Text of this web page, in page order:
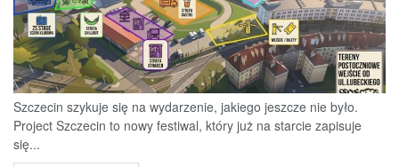
Szczecin szykuje się na wydarzenie, jakiego jeszcze nie było.
Project Szczecin to nowy festiwal, który już na starcie zapisuje
się...